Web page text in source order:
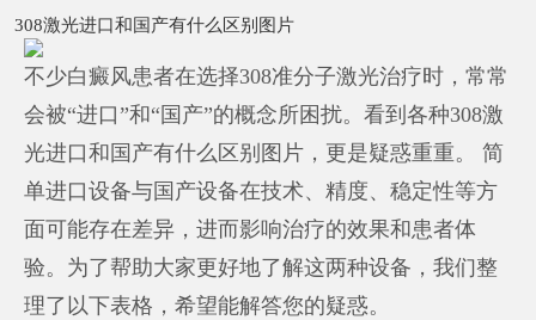
308激光进口和国产有什么区别图片
不少白癜风患者在选择308准分子激光治疗时，常常
会被“进口”和“国产”的概念所困扰。看到各种308激
光进口和国产有什么区别图片，更是疑惑重重。 简
单进口设备与国产设备在技术、精度、稳定性等方
面可能存在差异，进而影响治疗的效果和患者体
验。为了帮助大家更好地了解这两种设备，我们整
理了以下表格，希望能解答您的疑惑。